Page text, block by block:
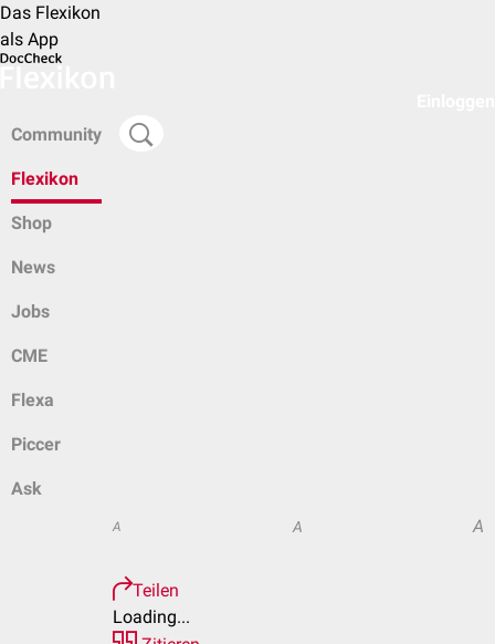
Das Flexikon
als App
Community
Flexikon
Shop
News
Jobs
CME
Flexa
Piccer
Ask
A A A
Teilen
Loading...